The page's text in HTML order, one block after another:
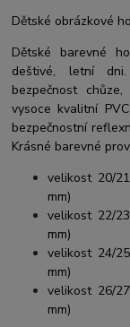
Dětské obrázkové
Dětské barevné
deštivé, letní
bezpečnost
vysoce kvalitní
bezpečnostní
Krásné barevné
velikost 20/
mm)
velikost 22/
mm)
velikost 24/
mm)
velikost 26/
mm)